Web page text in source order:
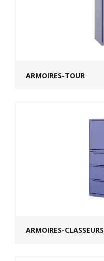
ARMOIRES-TOUR
ARMOIRES-CLASSEURS